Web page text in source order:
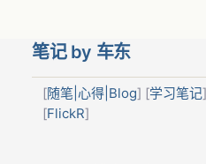
笔记 by 车东
[随笔|心得|Blog] [学习笔记
[FlickR]